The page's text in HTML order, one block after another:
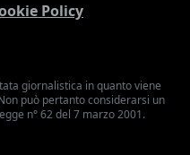
Policy
giornalistica in quanto viene
può pertanto considerarsi un
n° 62 del 7 marzo 2001.